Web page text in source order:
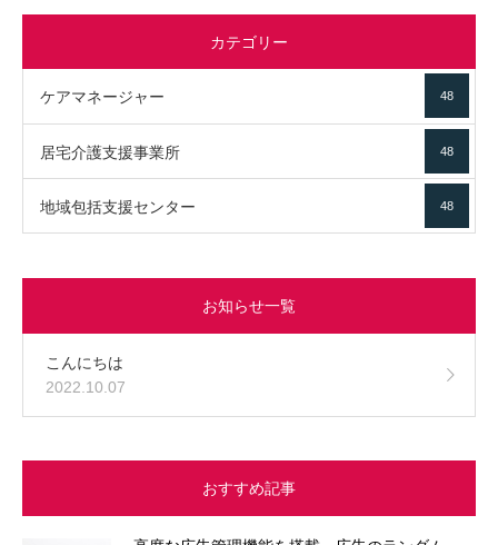
カテゴリー
ケアマネージャー 48
居宅介護支援事業所 48
地域包括支援センター 48
お知らせ一覧
こんにちは
2022.10.07
おすすめ記事